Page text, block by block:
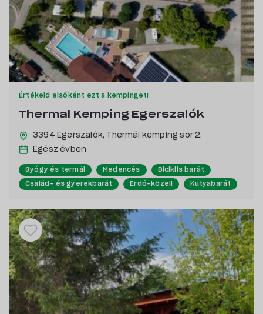
Értékeld elsőként ezt a kempinget!
Thermal Kemping Egerszalók
3394 Egerszalók, Thermál kemping sor 2.
Egész évben
Gyógy és termál Medencés Biciklis barát
Család- és gyerekbarát Erdő-közeli Kutyabarát